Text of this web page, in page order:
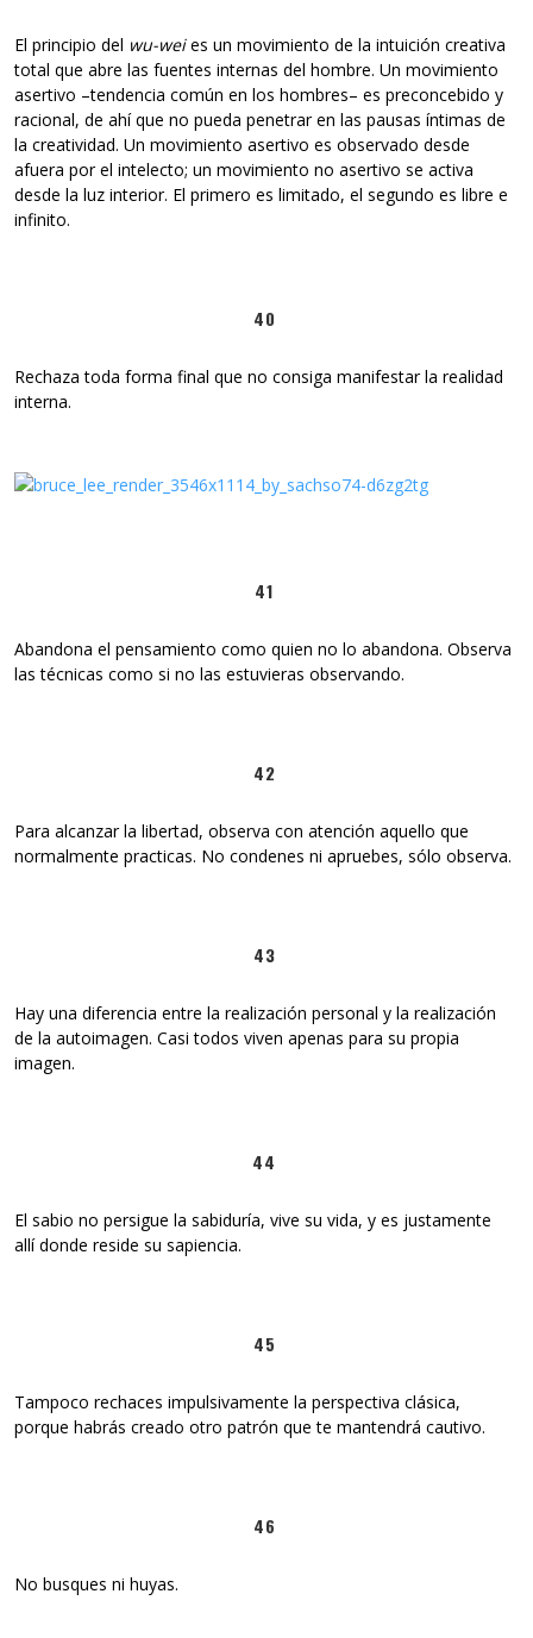
El principio del wu-weies un movimiento de la intuición creativa
total que abre las fuentes internas del hombre. Un movimiento
asertivo –tendencia común en los hombres– es preconcebido y
racional, de ahí que no pueda penetrar en las pausas íntimas de
la creatividad. Un movimiento asertivo es observado desde
afuera por el intelecto; un movimiento no asertivo se activa
desde la luz interior. El primero es limitado, el segundo es libre e
infinito.
40
Rechaza toda forma final que no consiga manifestar la realidad
interna.
41
Abandona el pensamiento como quien no lo abandona. Observa
las técnicas como si no las estuvieras observando.
42
Para alcanzar la libertad, observa con atención aquello que
normalmente practicas. No condenes ni apruebes, sólo observa.
43
Hay una diferencia entre la realización personal y la realización
de la autoimagen. Casi todos viven apenas para su propia
imagen.
44
El sabio no persigue la sabiduría, vive su vida, y es justamente
allí donde reside su sapiencia.
45
Tampoco rechaces impulsivamente la perspectiva clásica,
porque habrás creado otro patrón que te mantendrá cautivo.
46
No busques ni huyas.